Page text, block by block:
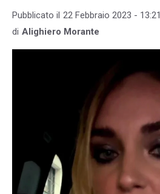
Pubblicato il 22 Febbraio 2023 - 13:21
di Alighiero Morante